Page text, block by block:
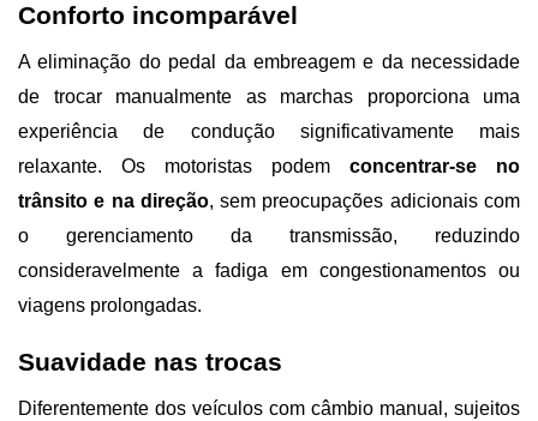
Conforto incomparável
A eliminação do pedal da embreagem e da necessidade
de trocar manualmente as marchas proporciona uma
experiência de condução significativamente mais
relaxante. Os motoristas podem concentrar-se no
trânsito e na direção, sem preocupações adicionais com
o gerenciamento da transmissão, reduzindo
consideravelmente a fadiga em congestionamentos ou
viagens prolongadas.
Suavidade nas trocas
Diferentemente dos veículos com câmbio manual, sujeitos